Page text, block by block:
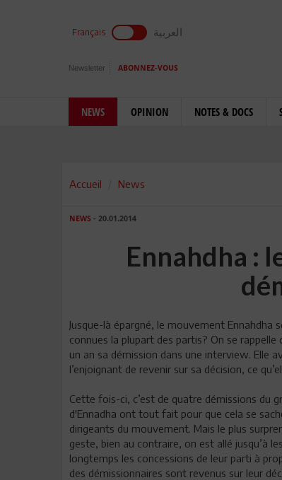
Français العربية
Newsletter ABONNEZ-VOUS
NEWS OPINION NOTES & DOCS
Accueil News
NEWS - 20.01.2014
Ennahdha :
Jusque-là épargné, le mouvement
connues la plupart des partis? On se
un an sa démission dans une interview. Elle
l’enjoignant de revenir sur sa décision, ce
Cette fois-ci, c’est de quatre démissions du
d'Ennadha ont tout fait pour que cela se
dirigeants du mouvement. Mais le plus
geste, bien au contraire, on est allé jusqu’à
longtemps les concessions de leur parti à
des démissionnaires sont revenus sur leur